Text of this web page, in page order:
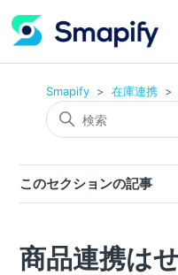
Smapify 在庫連携
このセクションの記事
商品連携は